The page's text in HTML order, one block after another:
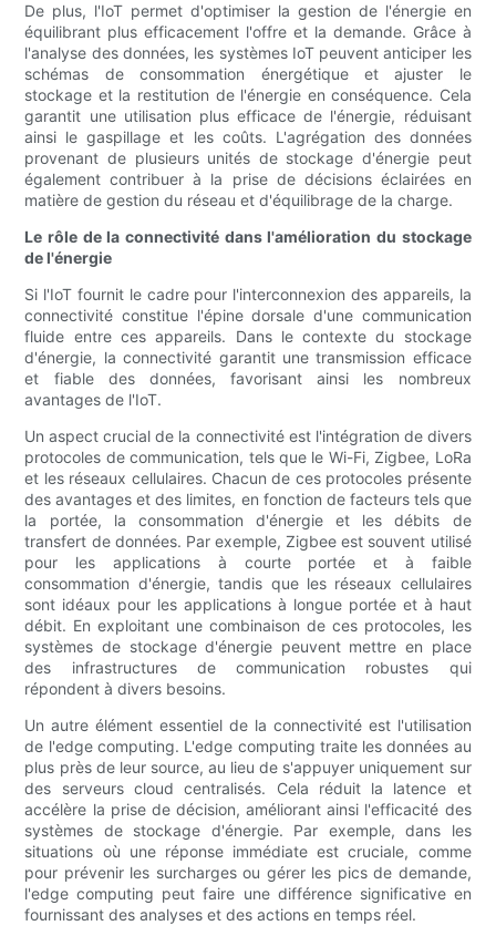
De plus, l'IoT permet d'optimiser la gestion de l'énergie en
équilibrant plus efficacement l'offre et la demande. Grâce à
l'analyse des données, les systèmes IoT peuvent anticiper les
schémas de consommation énergétique et ajuster le
stockage et la restitution de l'énergie en conséquence. Cela
garantit une utilisation plus efficace de l'énergie, réduisant
ainsi le gaspillage et les coûts. L'agrégation des données
provenant de plusieurs unités de stockage d'énergie peut
également contribuer à la prise de décisions éclairées en
matière de gestion du réseau et d'équilibrage de la charge.
Le rôle de la connectivité dans l'amélioration du stockage
de l'énergie
Si l'IoT fournit le cadre pour l'interconnexion des appareils, la
connectivité constitue l'épine dorsale d'une communication
fluide entre ces appareils. Dans le contexte du stockage
d'énergie, la connectivité garantit une transmission efficace
et fiable des données, favorisant ainsi les nombreux
avantages de l'IoT.
Un aspect crucial de la connectivité est l'intégration de divers
protocoles de communication, tels que le Wi-Fi, Zigbee, LoRa
et les réseaux cellulaires. Chacun de ces protocoles présente
des avantages et des limites, en fonction de facteurs tels que
la portée, la consommation d'énergie et les débits de
transfert de données. Par exemple, Zigbee est souvent utilisé
pour les applications à courte portée et à faible
consommation d'énergie, tandis que les réseaux cellulaires
sont idéaux pour les applications à longue portée et à haut
débit. En exploitant une combinaison de ces protocoles, les
systèmes de stockage d'énergie peuvent mettre en place
des infrastructures de communication robustes qui
répondent à divers besoins.
Un autre élément essentiel de la connectivité est l'utilisation
de l'edge computing. L'edge computing traite les données au
plus près de leur source, au lieu de s'appuyer uniquement sur
des serveurs cloud centralisés. Cela réduit la latence et
accélère la prise de décision, améliorant ainsi l'efficacité des
systèmes de stockage d'énergie. Par exemple, dans les
situations où une réponse immédiate est cruciale, comme
pour prévenir les surcharges ou gérer les pics de demande,
l'edge computing peut faire une différence significative en
fournissant des analyses et des actions en temps réel.